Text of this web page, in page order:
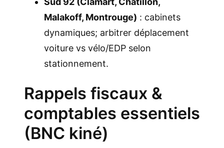
Malakoff, Montrouge) : cabinets
dynamiques; arbitrer déplacement
voiture vs vélo/EDP selon
stationnement.
Rappels fiscaux &
comptables essentiels
(BNC kiné)